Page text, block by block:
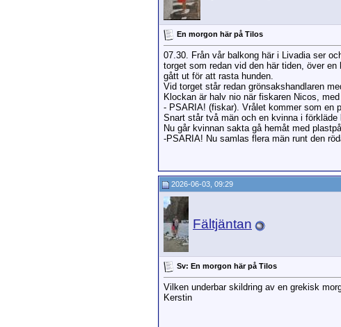
En morgon här på Tilos
07.30. Från vår balkong här i Livadia ser
torget som redan vid den här tiden, över
gått ut för att rasta hunden.
Vid torget står redan grönsakshandlaren
Klockan är halv nio när fiskaren Nicos,
- PSARIA! (fiskar). Vrålet kommer som en
Snart står två män och en kvinna i
Nu går kvinnan sakta gå hemåt med
-PSARIA! Nu samlas flera män runt den
2026-06-03, 09:29
Fältjäntan
Sv: En morgon här på Tilos
Vilken underbar skildring av en grekisk
Kerstin